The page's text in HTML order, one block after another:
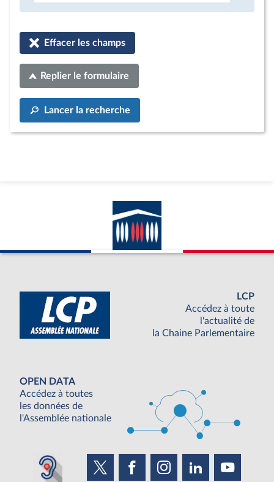
Effacer les champs
Replier le formulaire
Lancer la recherche
LCP
Accédez à toute
l'actualité de
la Chaine Parlementaire
OPEN DATA
Accédez à toutes
les données de
l'Assemblée nationale